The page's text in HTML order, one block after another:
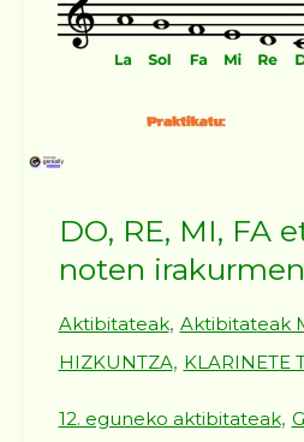
DO, RE, MI, FA
noten
Aktibitateak, Aktibitateak
HIZKUNTZA, KLARINETE
12. eguneko aktibitateak,